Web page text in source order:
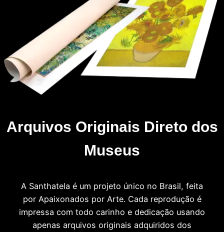
Arquivos Originais Direto dos
Museus
A Santhatela é um projeto único no Brasil, feita
por Apaixonados por Arte. Cada reprodução é
impressa com todo carinho e dedicação usando
apenas arquivos originais adquiridos dos